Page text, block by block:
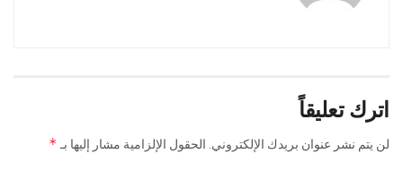
اترك تعليقاً
لن يتم نشر عنوان بريدك الإلكتروني. الحقول الإلزامية مشار إليها بـ *